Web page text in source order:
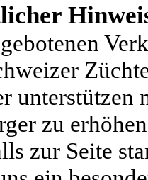
unterstützen
zu
zur Seite